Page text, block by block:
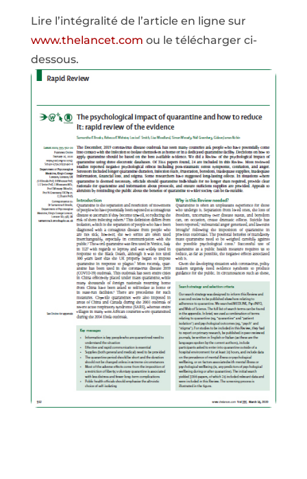
Lire l’intégralité de l’article en ligne sur
www.thelancet.com ou le télécharger ci-
dessous.